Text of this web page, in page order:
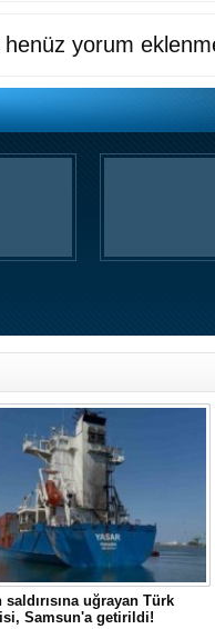
yorum
saldırısına uğrayan Türk
Samsun'a getirildi!